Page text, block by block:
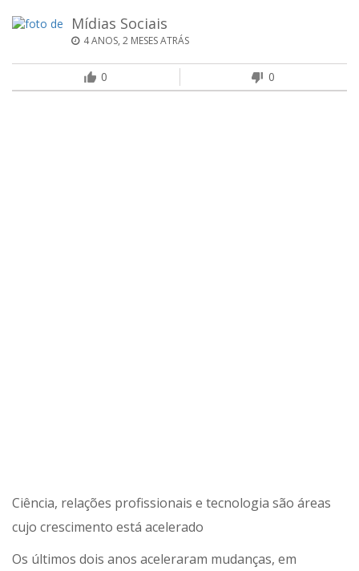
Mídias Sociais
4 ANOS, 2 MESES ATRÁS
0 0
Ciência, relações profissionais e tecnologia são áreas
cujo crescimento está acelerado
Os últimos dois anos aceleraram mudanças, em